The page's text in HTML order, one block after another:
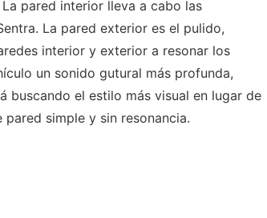
pared interior lleva a cabo las
La pared exterior es el pulido,
interior y exterior a resonar los
un sonido gutural más profunda,
buscando el estilo más visual en lugar de
simple y sin resonancia.